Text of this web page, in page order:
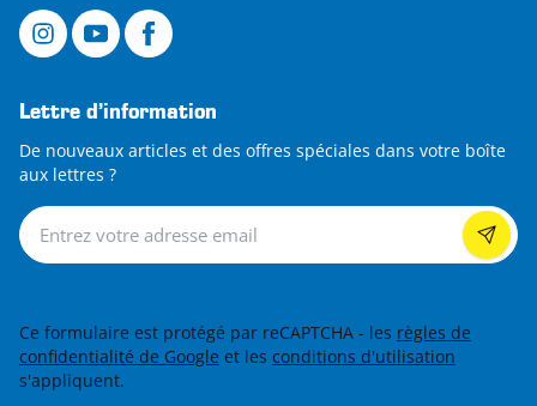
Lettre d’information
De nouveaux articles et des offres spéciales dans votre boîte
aux lettres ?
Lettre d’information
Ce formulaire est protégé par reCAPTCHA - les règles de
confidentialité de Google et les conditions d'utilisation
s'appliquent.